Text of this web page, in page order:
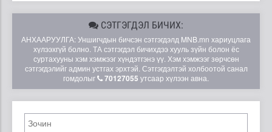
СЭТГЭГДЭЛ БИЧИХ:
АНХААРУУЛГА: Уншигчдын бичсэн сэтгэгдэлд MNB.mn хариуцлага
хүлээхгүй болно. ТА сэтгэгдэл бичихдээ хууль зүйн болон ёс
суртахууны хэм хэмжээг хүндэтгэнэ үү. Хэм хэмжээг зөрчсөн
сэтгэгдэлийг админ устгах эрхтэй. Сэтгэгдэлтэй холбоотой санал
гомдолыг
70127055 утсаар хүлээн авна.